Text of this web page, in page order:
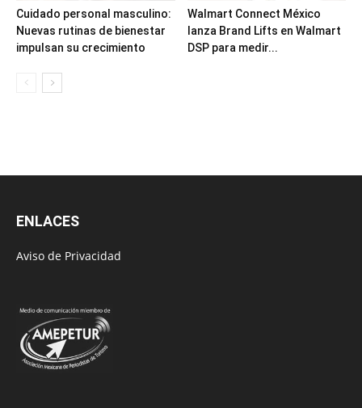
Cuidado personal masculino:
Nuevas rutinas de bienestar
impulsan su crecimiento
Walmart Connect México
lanza Brand Lifts en Walmart
DSP para medir...
ENLACES
Aviso de Privacidad